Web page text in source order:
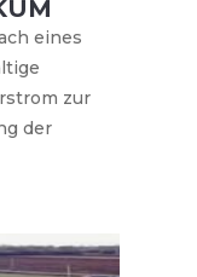
eines
zur
der